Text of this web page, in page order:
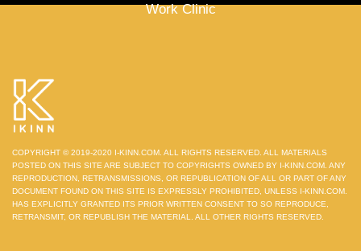
Work Clinic
COPYRIGHT © 2019-2020 I-KINN.COM. ALL RIGHTS RESERVED. ALL MATERIALS
POSTED ON THIS SITE ARE SUBJECT TO COPYRIGHTS OWNED BY I-KINN.COM. ANY
REPRODUCTION, RETRANSMISSIONS, OR REPUBLICATION OF ALL OR PART OF ANY
DOCUMENT FOUND ON THIS SITE IS EXPRESSLY PROHIBITED, UNLESS I-KINN.COM.
HAS EXPLICITLY GRANTED ITS PRIOR WRITTEN CONSENT TO SO REPRODUCE,
RETRANSMIT, OR REPUBLISH THE MATERIAL. ALL OTHER RIGHTS RESERVED.